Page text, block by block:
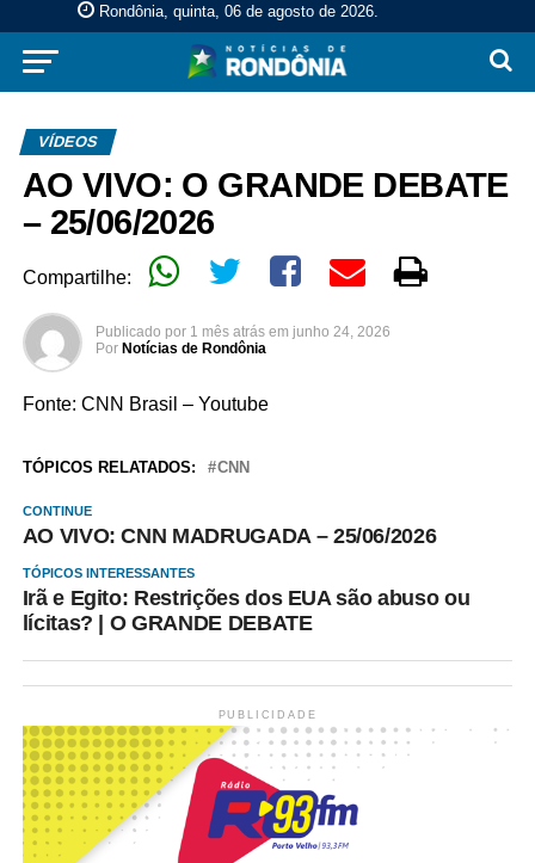
Rondônia, quinta, 06 de agosto de 2026.
VÍDEOS
AO VIVO: O GRANDE DEBATE
– 25/06/2026
Compartilhe:
Publicado por 1 mês atrás em junho 24, 2026
Por Notícias de Rondônia
Fonte: CNN Brasil – Youtube
TÓPICOS RELATADOS: CNN
CONTINUE
AO VIVO: CNN MADRUGADA – 25/06/2026
TÓPICOS INTERESSANTES
Irã e Egito: Restrições dos EUA são abuso ou
lícitas? | O GRANDE DEBATE
PUBLICIDADE